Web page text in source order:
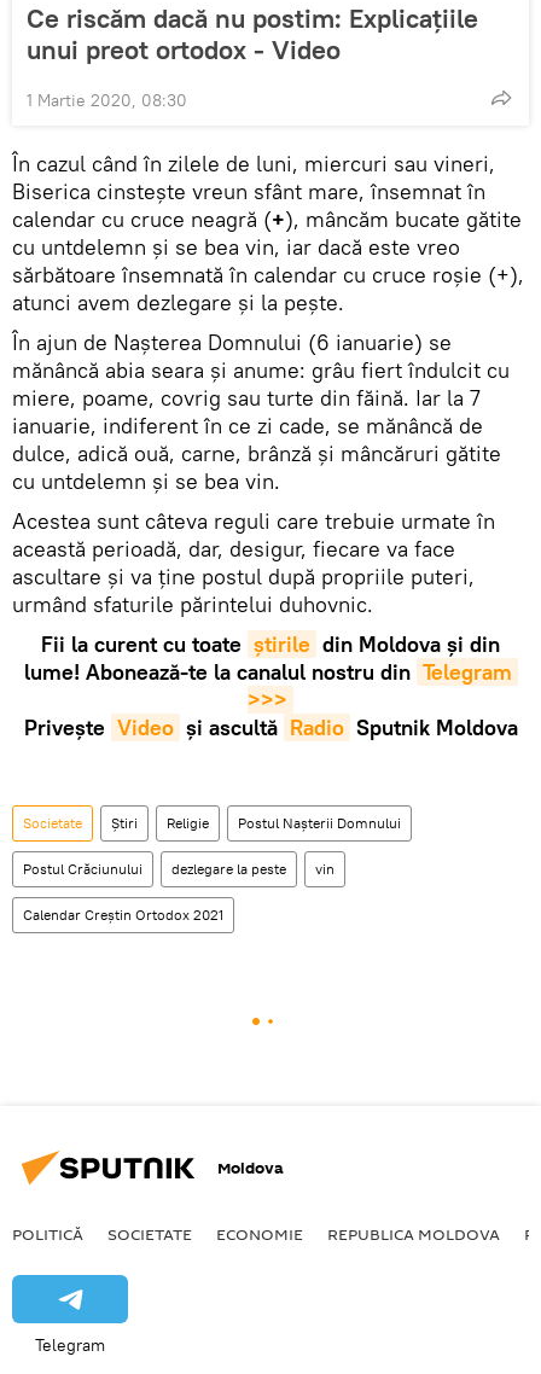
Ce riscăm dacă nu postim: Explicațiile
unui preot ortodox - Video
1 Martie 2020, 08:30
În cazul când în zilele de luni, miercuri sau vineri,
Biserica cinstește vreun sfânt mare, însemnat în
calendar cu cruce neagră (+), mâncăm bucate gătite
cu untdelemn și se bea vin, iar dacă este vreo
sărbătoare însemnată în calendar cu cruce roșie (+),
atunci avem dezlegare și la pește.
În ajun de Nașterea Domnului (6 ianuarie) se
mănâncă abia seara și anume: grâu fiert îndulcit cu
miere, poame, covrig sau turte din făină. Iar la 7
ianuarie, indiferent în ce zi cade, se mănâncă de
dulce, adică ouă, carne, brânză și mâncăruri gătite
cu untdelemn și se bea vin.
Acestea sunt câteva reguli care trebuie urmate în
această perioadă, dar, desigur, fiecare va face
ascultare și va ține postul după propriile puteri,
urmând sfaturile părintelui duhovnic.
Fii la curent cu toate știrile din Moldova și din
lume! Abonează-te la canalul nostru din Telegram
>>>
Privește Video și ascultă Radio Sputnik Moldova
Societate Știri Religie Postul Nașterii Domnului
Postul Crăciunului dezlegare la peste vin
Calendar Creștin Ortodox 2021
Moldova
POLITICĂ SOCIETATE ECONOMIE REPUBLICA MOLDOVA
Telegram